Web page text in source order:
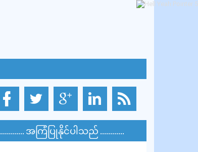
............ အကြံပြုနိုင်ပါသည် ............